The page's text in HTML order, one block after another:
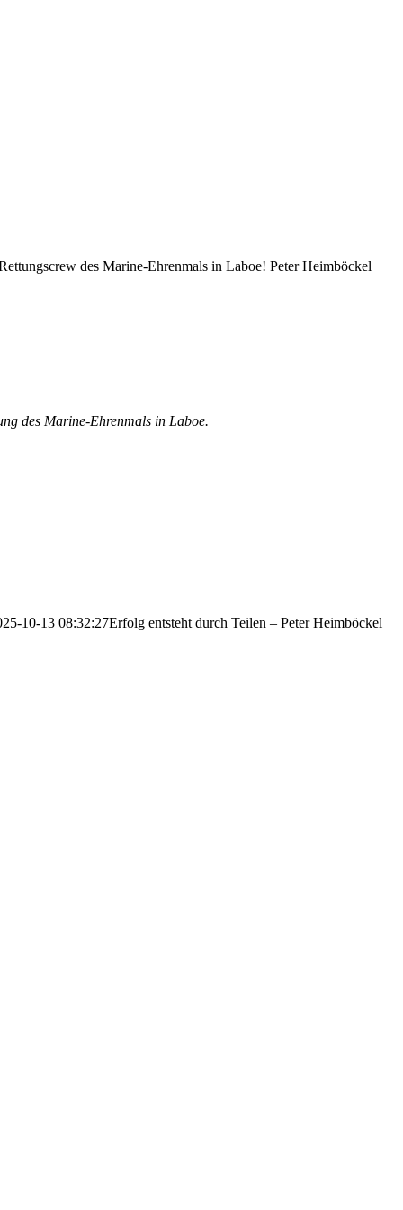
des Marine-Ehrenmals in Laboe! Peter Heimböckel
des Marine-Ehrenmals in Laboe.
10-13 08:32:27Erfolg entsteht durch Teilen – Peter Heimböckel